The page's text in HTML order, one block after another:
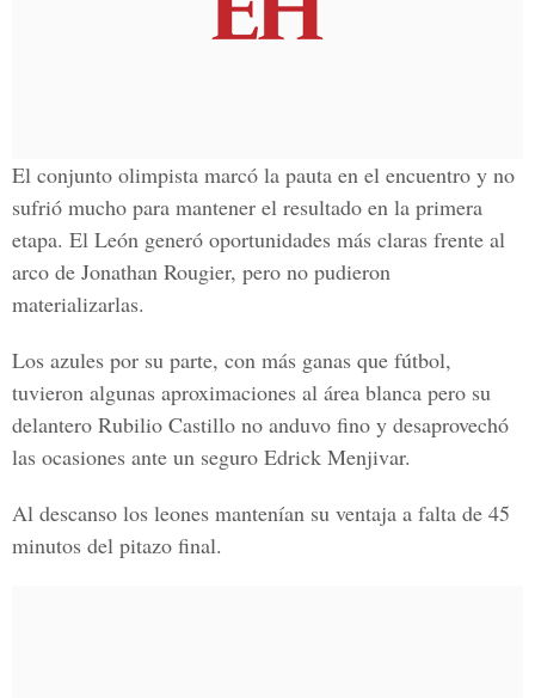
El conjunto olimpista marcó la pauta en el encuentro y no
sufrió mucho para mantener el resultado en la primera
etapa. El León generó oportunidades más claras frente al
arco de Jonathan Rougier, pero no pudieron
materializarlas.
Los azules por su parte, con más ganas que fútbol,
tuvieron algunas aproximaciones al área blanca pero su
delantero Rubilio Castillo no anduvo fino y desaprovechó
las ocasiones ante un seguro Edrick Menjivar.
Al descanso los leones mantenían su ventaja a falta de 45
minutos del pitazo final.